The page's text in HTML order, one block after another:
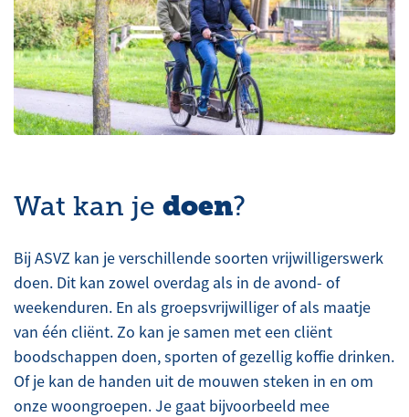
Wat kan je doen?
Bij ASVZ kan je verschillende soorten vrijwilligerswerk
doen. Dit kan zowel overdag als in de avond- of
weekenduren. En als groepsvrijwilliger of als maatje
van één cliënt. Zo kan je samen met een cliënt
boodschappen doen, sporten of gezellig koffie drinken.
Of je kan de handen uit de mouwen steken in en om
onze woongroepen. Je gaat bijvoorbeeld mee